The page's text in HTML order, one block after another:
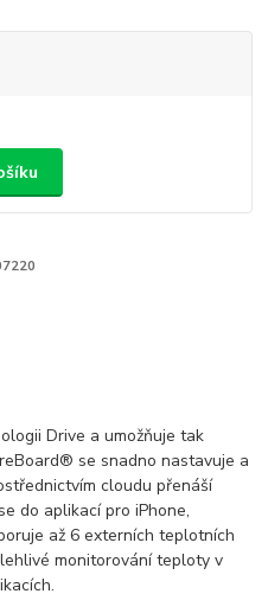
Drive a umožňuje tak
se snadno nastavuje a
cloudu přenáší
do aplikací pro iPhone,
až 6 externích teplotních
monitorování teploty v